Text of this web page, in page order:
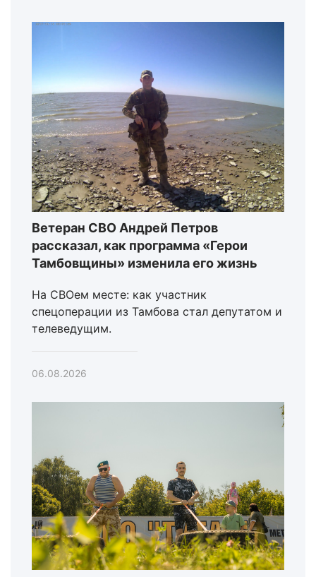
Ветеран СВО Андрей Петров
рассказал, как программа «Герои
Тамбовщины» изменила его жизнь
На СВОем месте: как участник
спецоперации из Тамбова стал депутатом и
телеведущим.
06.08.2026